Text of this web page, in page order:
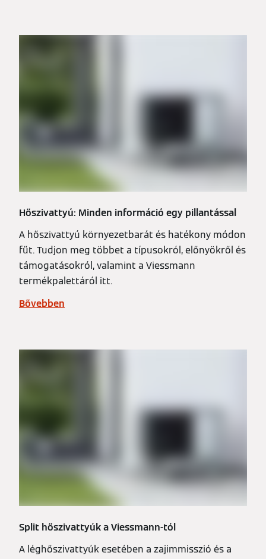
Hőszivattyú: Minden információ egy pillantással
A hőszivattyú környezetbarát és hatékony módon
fűt. Tudjon meg többet a típusokról, előnyökről és
támogatásokról, valamint a Viessmann
termékpalettáról itt.
Bővebben
Split hőszivattyúk a Viessmann-tól
A léghőszivattyúk esetében a zajimmisszió és a